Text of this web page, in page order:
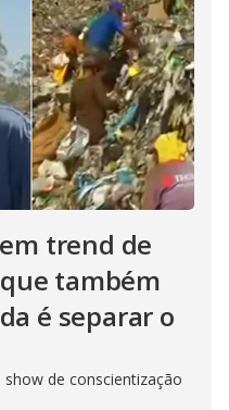
trend de
também
é separar o
de conscientização